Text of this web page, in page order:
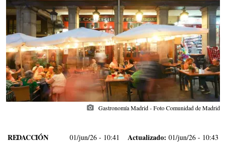
photo_camera Gastronomía Madrid - Foto Comunidad de Madrid
REDACCIÓN 01/jun/26 - 10:41 Actualizado: 01/jun/26 - 10:43